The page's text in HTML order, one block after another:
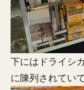
下にはドライシ
に陳列されてい